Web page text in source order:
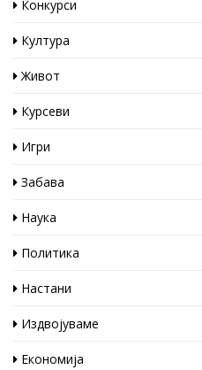
Конкурси
Култура
Живот
Курсеви
Игри
Забава
Наука
Политика
Настани
Издвојуваме
Економија